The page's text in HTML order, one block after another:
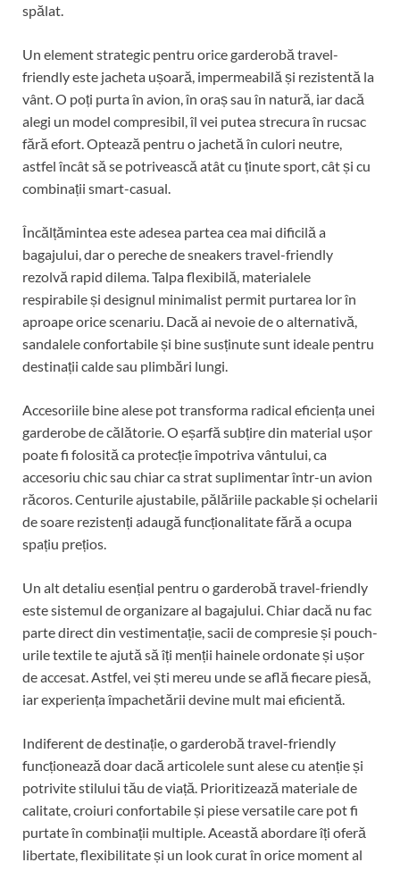
spălat.
Un element strategic pentru orice garderobă travel-
friendly este jacheta ușoară, impermeabilă și rezistentă la
vânt. O poți purta în avion, în oraș sau în natură, iar dacă
alegi un model compresibil, îl vei putea strecura în rucsac
fără efort. Optează pentru o jachetă în culori neutre,
astfel încât să se potrivească atât cu ținute sport, cât și cu
combinații smart-casual.
Încălțămintea este adesea partea cea mai dificilă a
bagajului, dar o pereche de sneakers travel-friendly
rezolvă rapid dilema. Talpa flexibilă, materialele
respirabile și designul minimalist permit purtarea lor în
aproape orice scenariu. Dacă ai nevoie de o alternativă,
sandalele confortabile și bine susținute sunt ideale pentru
destinații calde sau plimbări lungi.
Accesoriile bine alese pot transforma radical eficiența unei
garderobe de călătorie. O eșarfă subțire din material ușor
poate fi folosită ca protecție împotriva vântului, ca
accesoriu chic sau chiar ca strat suplimentar într-un avion
răcoros. Centurile ajustabile, pălăriile packable și ochelarii
de soare rezistenți adaugă funcționalitate fără a ocupa
spațiu prețios.
Un alt detaliu esențial pentru o garderobă travel-friendly
este sistemul de organizare al bagajului. Chiar dacă nu fac
parte direct din vestimentație, sacii de compresie și pouch-
urile textile te ajută să îți menții hainele ordonate și ușor
de accesat. Astfel, vei ști mereu unde se află fiecare piesă,
iar experiența împachetării devine mult mai eficientă.
Indiferent de destinație, o garderobă travel-friendly
funcționează doar dacă articolele sunt alese cu atenție și
potrivite stilului tău de viață. Prioritizează materiale de
calitate, croiuri confortabile și piese versatile care pot fi
purtate în combinații multiple. Această abordare îți oferă
libertate, flexibilitate și un look curat în orice moment al